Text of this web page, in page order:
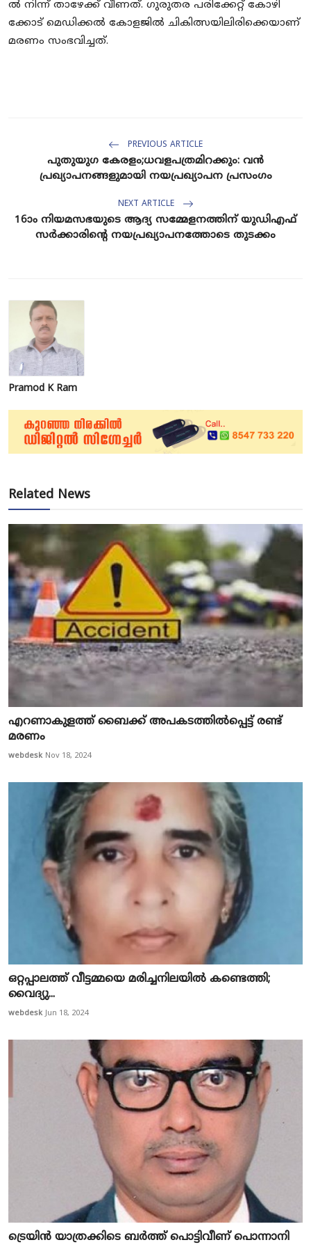
ൽ നി​ന്ന് താ​ഴേ​ക്ക് വീ​ണ​ത്. ഗു​രു​ത​ര പ​രി​ക്കേ​റ്റ് കോ​ഴി​
ക്കോ​ട് മെ​ഡി​ക്ക​ൽ കോ​ള​ജി​ൽ ചി​കി​ത്സ​യി​ലി​രി​ക്കെ​യാ​ണ്
മ​ര​ണം സം​ഭ​വി​ച്ച​ത്.
PREVIOUS ARTICLE
പുതുയുഗ കേരളം;ധവളപത്രമിറക്കും: വൻ
പ്രഖ്യാപനങ്ങളുമായി നയപ്രഖ്യാപന പ്രസംഗം
NEXT ARTICLE
16ാം നിയമസഭയുടെ ആദ്യ സമ്മേളനത്തിന് യുഡിഎഫ്
സര്‍ക്കാരിന്റെ നയപ്രഖ്യാപനത്തോടെ തുടക്കം
Pramod K Ram
Related News
എറണാകുളത്ത് ബൈക്ക് അപകടത്തില്‍പ്പെട്ട്‌ രണ്ട്
മരണം
webdesk Nov 18, 2024
ഒറ്റപ്പാലത്ത് വീട്ടമ്മയെ മരിച്ചനിലയിൽ കണ്ടെത്തി;
വൈദ്യു...
webdesk Jun 18, 2024
ട്രെയിന്‍ യാത്രക്കിടെ ബര്‍ത്ത് പൊട്ടിവീണ് പൊന്നാനി